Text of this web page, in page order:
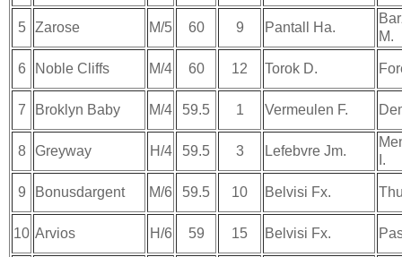
5 Zarose M/5 60 9 Pantall Ha.
M.
6 Noble Cliffs M/4 60 12 Torok D.
7 Broklyn Baby M/4 59.5 1 Vermeulen F.
8 Greyway H/4 59.5 3 Lefebvre Jm.
I.
9 Bonusdargent M/6 59.5 10 Belvisi Fx.
10 Arvios H/6 59 15 Belvisi Fx.